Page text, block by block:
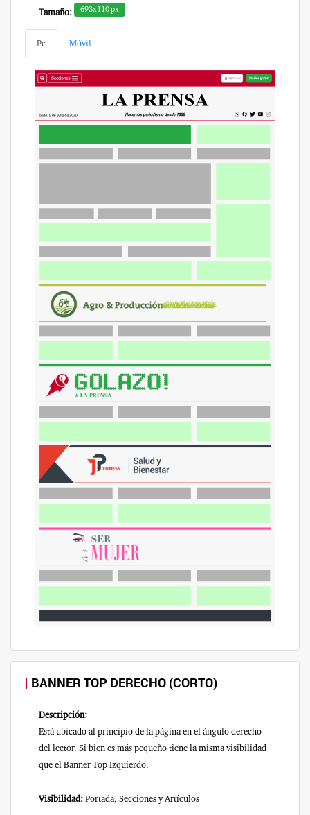
Tamaño: 693x110 px
Pc Móvil
BANNER TOP DERECHO (CORTO)
Descripción:
Está ubicado al principio de la página en el ángulo derecho
del lector. Si bien es más pequeño tiene la misma visibilidad
que el Banner Top Izquierdo.
Visibilidad: Portada, Secciones y Artículos